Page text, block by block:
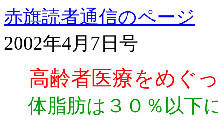
赤旗読者通信のページ
2002年4月7日号
高齢者医療をめぐ
体脂肪は３０％以下